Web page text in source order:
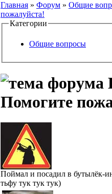
Главная » Форум » Общие
пожалуйста!
Категории
Общие вопросы
Помогите
Поймал и посадил в бутылёк-
тьфу тук тук тук)